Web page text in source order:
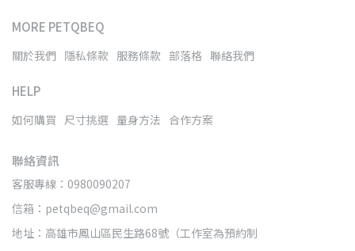
MORE PETQBEQ
關於我們 隱私條款 服務條款 部落格 聯絡我們
HELP
如何購買 尺寸挑選 量身方法 合作方案
聯絡資訊
客服專線：0980090207
信箱：petqbeq@gmail.com
地址：高雄市鳳山區民生路68號（工作室為預約制